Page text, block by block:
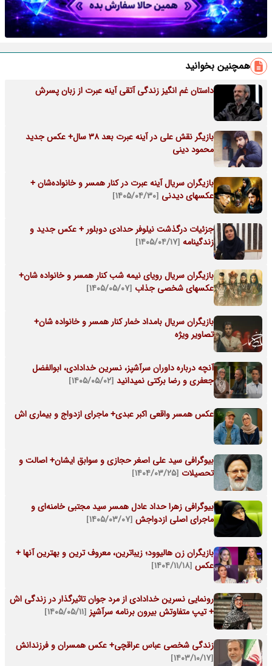
همچنین بخوانید
داستان غم انگیز زندگی آتقی آینه عبرت از زبان پسرش
بازیگر نقش علی در آینه عبرت بعد 38 سال+ عکس جدید
محمود دینی
بازیگران سریال آینه عبرت در کنار همسر و خانواده‌شان +
عکسهای دیدنی [۱۴۰۵/۰۴/۳۰]
جزئیات درگذشت نیلوفر حدادی دوبلور + عکس جدید و
زندگینامه [۱۴۰۵/۰۴/۱۷]
بازیگران سریال رویای نیمه شب کنار همسر و خانواده شان+
عکسهای شخصی جذاب [۱۴۰۵/۰۵/۰۷]
بازیگران سریال بامداد خمار کنار همسر و خانواده شان+
تصاویر ویژه
آنچه درباره داوران سرآشپز، نسرین خدادادی، ابوالفضل
جعفری و رضا برکتی نمیدانید [۱۴۰۵/۰۵/۰۲]
عکس همسر واقعی اکبر عبدی+ ماجرای ازدواج و بیماری اش
بیوگرافی سید علی اصغر حجازی و سوابق ایشان+ اصالت و
تحصیلات [۱۴۰۴/۰۳/۲۵]
بیوگرافی زهرا حداد عادل همسر سید مجتبی خامنه‌ای و
ماجرای اصلی ازدواجش [۱۴۰۵/۰۳/۰۷]
بازیگران زن هالیوود؛ زیباترین، معروف ترین و بهترین آنها +
عکس [۱۴۰۴/۱۱/۱۸]
رونمایی نسرین خدادادی از مرد جوان تاثیرگذار در زندگی اش
+ تیپ متفاوتش بیرون برنامه سرآشپز [۱۴۰۵/۰۵/۱۱]
زندگی شخصی عباس عراقچی+ عکس همسران و فرزندانش
[۱۴۰۳/۱۰/۱۷]